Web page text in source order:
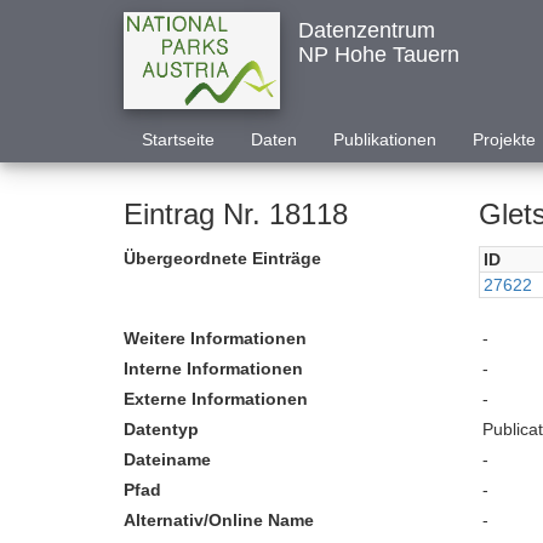
Datenzentrum
NP Hohe Tauern
Startseite Daten Publikationen Projekte
Eintrag Nr. 18118
Übergeordnete Einträge
ID
27622
Weitere Informationen
-
Interne Informationen
-
Externe Informationen
-
Datentyp
Dateiname
-
Pfad
-
Alternativ/Online Name
-